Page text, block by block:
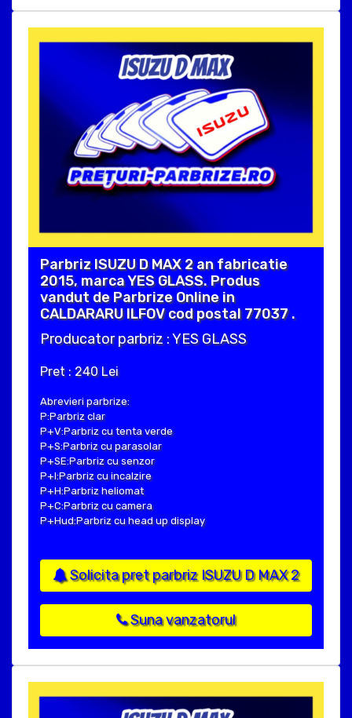
Parbriz ISUZU D MAX 2 an fabricatie
2015, marca YES GLASS. Produs
vandut de Parbrize Online in
CALDARARU ILFOV cod postal 77037 .
Producator parbriz : YES GLASS
Pret : 240 Lei
Abrevieri parbrize:
P:Parbriz clar
P+V:Parbriz cu tenta verde
P+S:Parbriz cu parasolar
P+SE:Parbriz cu senzor
P+I:Parbriz cu incalzire
P+H:Parbriz heliomat
P+C:Parbriz cu camera
P+Hud:Parbriz cu head up display
Solicita pret parbriz ISUZU D MAX 2
Suna vanzatorul